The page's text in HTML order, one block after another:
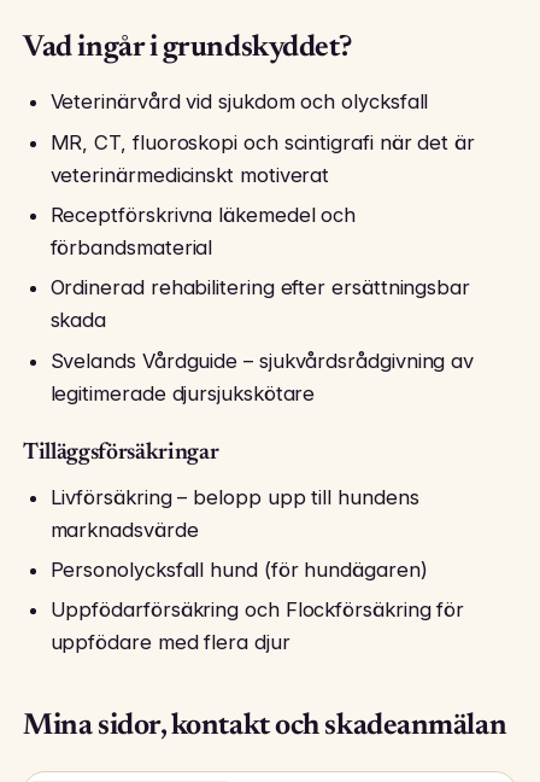
Vad ingår i grundskyddet?
Veterinärvård vid sjukdom och olycksfall
MR, CT, fluoroskopi och scintigrafi när det är
veterinärmedicinskt motiverat
Receptförskrivna läkemedel och
förbandsmaterial
Ordinerad rehabilitering efter ersättningsbar
skada
Svelands Vårdguide – sjukvårdsrådgivning av
legitimerade djursjukskötare
Tilläggsförsäkringar
Livförsäkring – belopp upp till hundens
marknadsvärde
Personolycksfall hund (för hundägaren)
Uppfödarförsäkring och Flockförsäkring för
uppfödare med flera djur
Mina sidor, kontakt och skadeanmälan